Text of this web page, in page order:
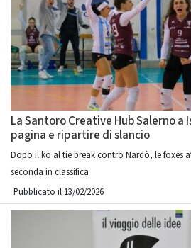
La Santoro Creative Hub Salerno a
pagina e ripartire di slancio
Dopo il ko al tie break contro Nardò, le foxes
seconda in classifica
Pubblicato il 13/02/2026